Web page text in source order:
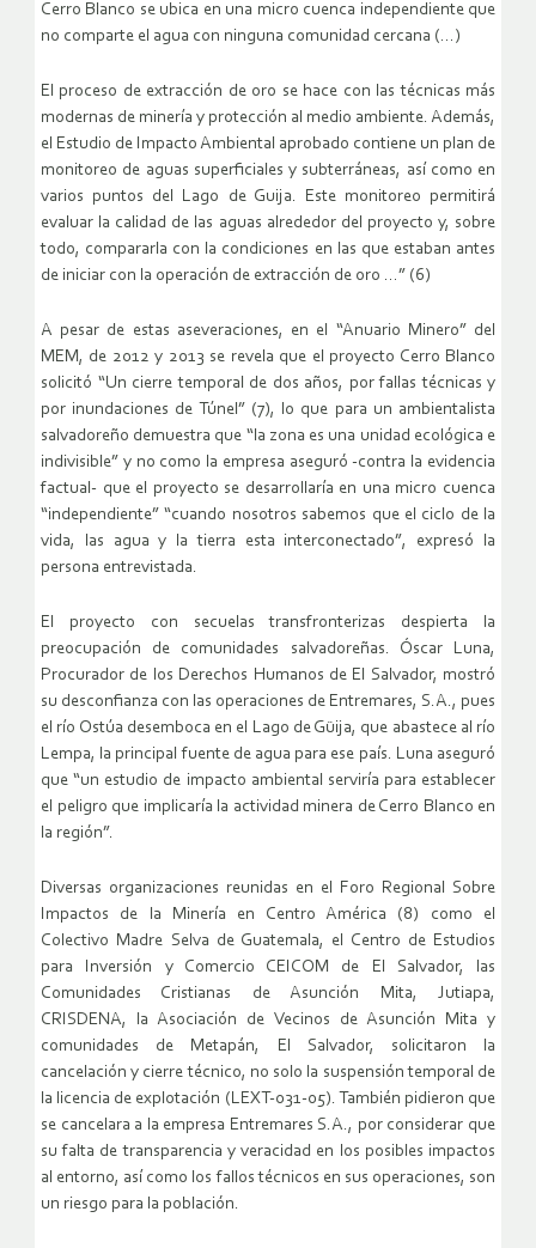
Cerro Blanco se ubica en una micro cuenca independiente que
no comparte el agua con ninguna comunidad cercana (…)
El proceso de extracción de oro se hace con las técnicas más
modernas de minería y protección al medio ambiente. Además,
el Estudio de Impacto Ambiental aprobado contiene un plan de
monitoreo de aguas superficiales y subterráneas, así como en
varios puntos del Lago de Guija. Este monitoreo permitirá
evaluar la calidad de las aguas alrededor del proyecto y, sobre
todo, compararla con la condiciones en las que estaban antes
de iniciar con la operación de extracción de oro …” (6)
A pesar de estas aseveraciones, en el “Anuario Minero” del
MEM, de 2012 y 2013 se revela que el proyecto Cerro Blanco
solicitó “Un cierre temporal de dos años, por fallas técnicas y
por inundaciones de Túnel” (7), lo que para un ambientalista
salvadoreño demuestra que “la zona es una unidad ecológica e
indivisible” y no como la empresa aseguró -contra la evidencia
factual- que el proyecto se desarrollaría en una micro cuenca
“independiente” “cuando nosotros sabemos que el ciclo de la
vida, las agua y la tierra esta interconectado”, expresó la
persona entrevistada.
El proyecto con secuelas transfronterizas despierta la
preocupación de comunidades salvadoreñas. Óscar Luna,
Procurador de los Derechos Humanos de El Salvador, mostró
su desconfianza con las operaciones de Entremares, S.A., pues
el río Ostúa desemboca en el Lago de Güija, que abastece al río
Lempa, la principal fuente de agua para ese país. Luna aseguró
que “un estudio de impacto ambiental serviría para establecer
el peligro que implicaría la actividad minera de Cerro Blanco en
la región”.
Diversas organizaciones reunidas en el Foro Regional Sobre
Impactos de la Minería en Centro América (8) como el
Colectivo Madre Selva de Guatemala, el Centro de Estudios
para Inversión y Comercio CEICOM de El Salvador, las
Comunidades Cristianas de Asunción Mita, Jutiapa,
CRISDENA, la Asociación de Vecinos de Asunción Mita y
comunidades de Metapán, El Salvador, solicitaron la
cancelación y cierre técnico, no solo la suspensión temporal de
la licencia de explotación (LEXT-031-05). También pidieron que
se cancelara a la empresa Entremares S.A., por considerar que
su falta de transparencia y veracidad en los posibles impactos
al entorno, así como los fallos técnicos en sus operaciones, son
un riesgo para la población.